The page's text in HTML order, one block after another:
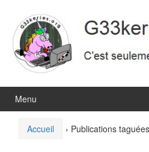
contenu
menu
principal
Menu
Accueil › Publications